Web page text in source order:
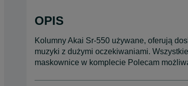
OPIS
Kolumny Akai Sr-550 używane, oferują
muzyki z dużymi oczekiwaniami.
maskownice w komplecie Polecam